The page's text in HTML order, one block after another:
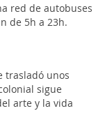
red de autobuses
de 5h a 23h.
trasladó unos
sigue
arte y la vida